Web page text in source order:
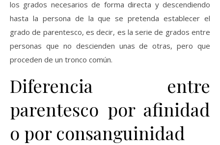
los grados necesarios de forma directa y descendiendo
hasta la persona de la que se pretenda establecer el
grado de parentesco, es decir, es la serie de grados entre
personas que no descienden unas de otras, pero que
proceden de un tronco común.
Diferencia entre
parentesco por afinidad
o por consanguinidad